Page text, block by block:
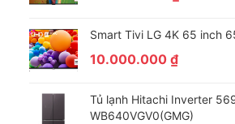
Smart Tivi LG 4K 65 inch
10.000.000 ₫
Tủ lạnh Hitachi Inverter
WB640VGV0(GMG)